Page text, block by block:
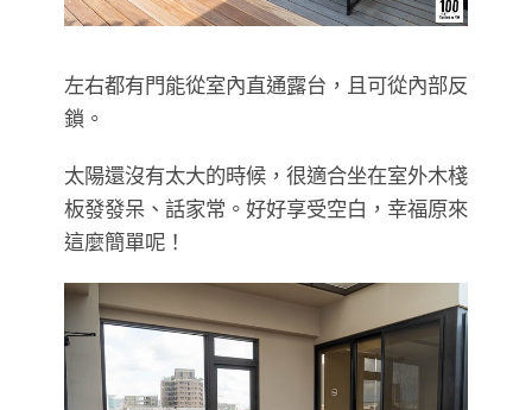
左右都有門能從室內直通露台，且可從內部反
鎖。
太陽還沒有太大的時候，很適合坐在室外木棧
板發發呆、話家常。好好享受空白，幸福原來
這麼簡單呢！